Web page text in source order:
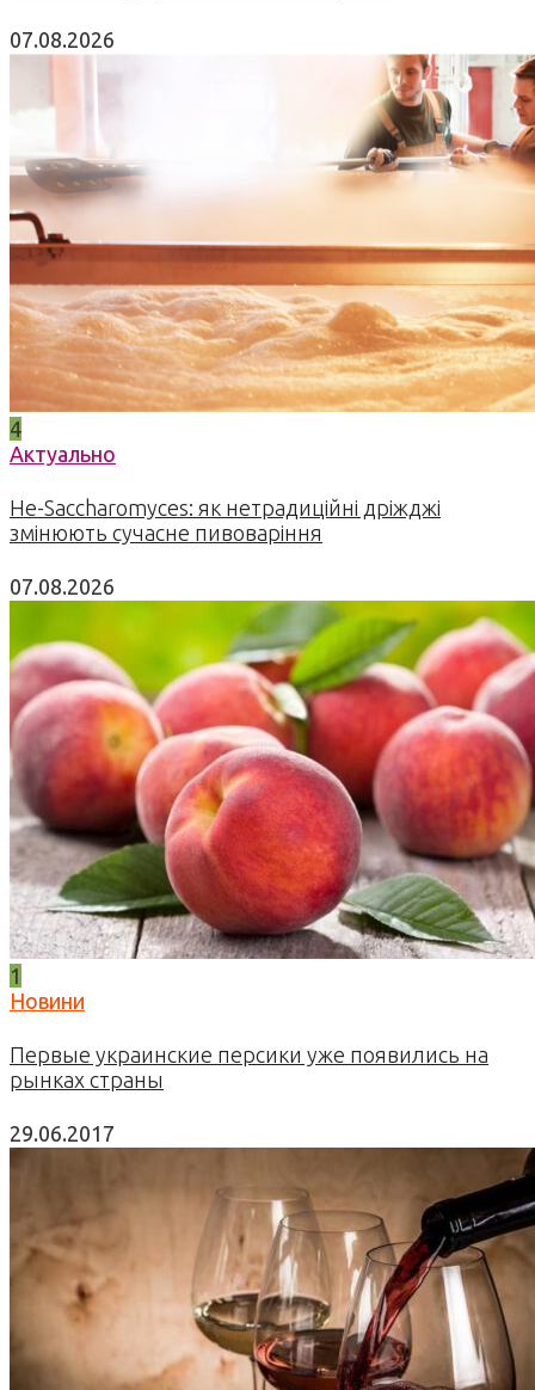
07.08.2026
4
Актуально
Не-Saccharomyces: як нетрадиційні дріжджі
змінюють сучасне пивоваріння
07.08.2026
1
Новини
Первые украинские персики уже появились на
рынках страны
29.06.2017